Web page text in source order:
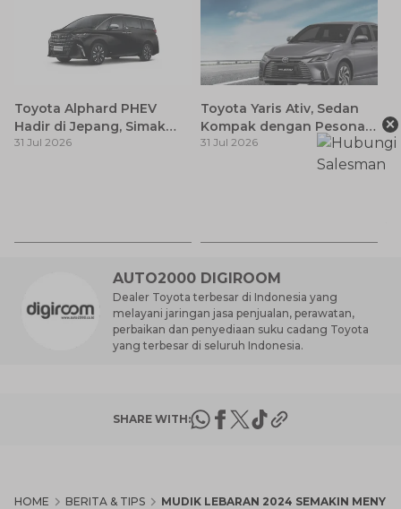
Toyota Alphard PHEV
Hadir di Jepang, Simak
Pembaruan dan Fitur
31 Jul 2026
Toyota Yaris Ativ, Sedan
Kompak dengan Pesona
Modern
31 Jul 2026
AUTO2000 DIGIROOM
Dealer Toyota terbesar di Indonesia yang
melayani jaringan jasa penjualan, perawatan,
perbaikan dan penyediaan suku cadang Toyota
yang terbesar di seluruh Indonesia.
SHARE WITH:
HOME BERITA & TIPS MUDIK LEBARAN 2024 SEMAKIN
×